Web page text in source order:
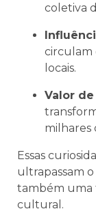
coletiva
circulam
locais.
Valor
milhares
Essas
ultrapassam
também uma
cultural.